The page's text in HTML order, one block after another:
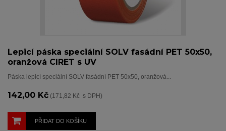
Lepicí páska speciální SOLV fasádní PET 50x50,
oranžová CIRET s UV
Páska lepicí speciální SOLV fasádní PET 50x50, oranžová...
142,00 Kč (171,82 Kč s DPH)
PŘIDAT DO KOŠÍKU